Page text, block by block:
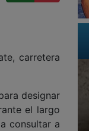
carretera
designar
el largo
consultar a